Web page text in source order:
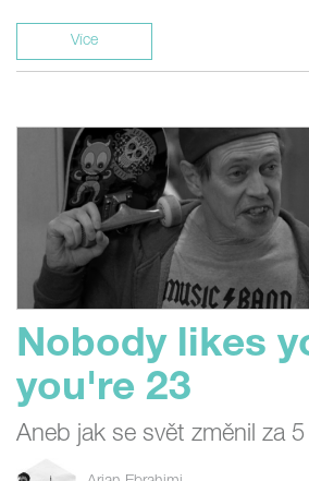
Více
Nobody likes
you're 23
Aneb jak se svět změnil za 5